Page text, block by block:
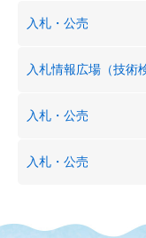
入札・公売
入札情報広場（技術
入札・公売
入札・公売